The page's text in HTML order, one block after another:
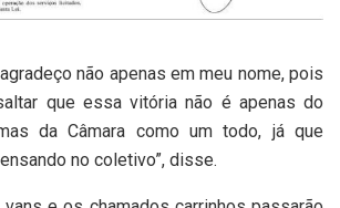
não apenas em meu nome, pois
que essa vitória não é apenas do
da Câmara como um todo, já que
no coletivo”, disse.